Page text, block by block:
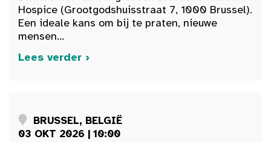
Hospice (Grootgodshuisstraat 7, 1000 Brussel).
Een ideale kans om bij te praten, nieuwe
mensen...
Lees verder ›
BRUSSEL, BELGIË
03 OKT 2026 | 10:00